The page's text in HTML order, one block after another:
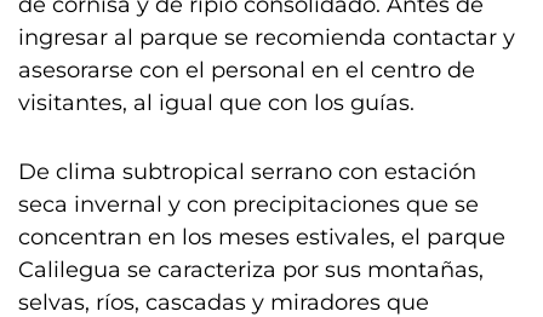
ingresar al parque se recomienda contactar y
asesorarse con el personal en el centro de
visitantes, al igual que con los guías.
De clima subtropical serrano con estación
seca invernal y con precipitaciones que se
concentran en los meses estivales, el parque
Calilegua se caracteriza por sus montañas,
selvas, ríos, cascadas y miradores que